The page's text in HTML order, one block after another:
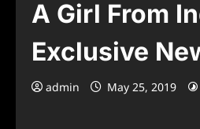
A Girl From
Exclusive
admin May 25, 2019